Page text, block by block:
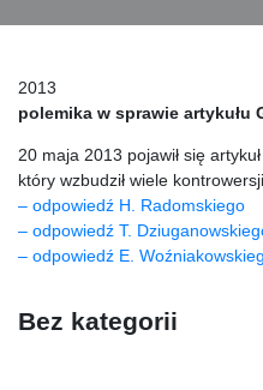
2013
polemika w sprawie artykułu
20 maja 2013 pojawił się
który wzbudził wiele
– odpowiedź H. Radomskiego
– odpowiedź T.
– odpowiedź E.
Bez kategorii